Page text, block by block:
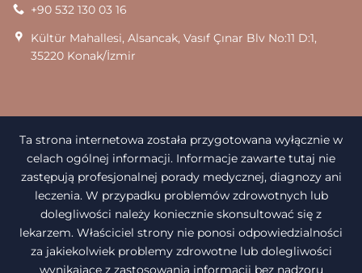
+90 532 130 03 16
Kültür Mahallesi, Alsancak, Vasıf Çınar Blv No:11 D:1,
35220 Konak/İzmir
Ta strona internetowa została przygotowana wyłącznie w
celach ogólnej informacji. Informacje zawarte tutaj nie
zastępują profesjonalnej porady medycznej, diagnozy ani
leczenia. W przypadku problemów zdrowotnych lub
dolegliwości należy koniecznie skonsultować się z
lekarzem. Właściciel strony nie ponosi odpowiedzialności
za jakiekolwiek problemy zdrowotne lub dolegliwości
wynikające z zastosowania informacji bez nadzoru